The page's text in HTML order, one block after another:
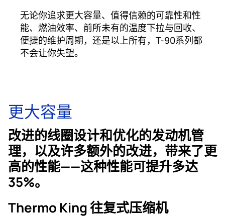
无论你追求更大容量、值得信赖的可靠性和性
能、燃油效率、前所未有的温度下拉与回收、
便捷的维护周期，还是以上所有，T-90系列都
不会让你失望。
更大容量
改进的线圈设计和优化的发动机管
理，以及许多额外的改进，带来了更
高的性能——这种性能可提升多达
35%。
Thermo King 往复式压缩机